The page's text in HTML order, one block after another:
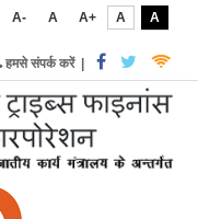
A- A A+ A
A
हमसे संपर्क करें|